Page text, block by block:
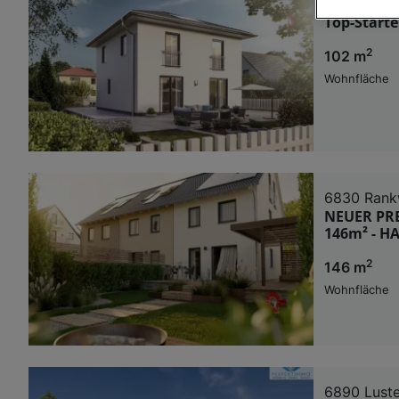
Top-
102 m2
Wohnfläche
6830
NEUER
146m² -
146 m2
Wohnfläche
6890
Wir und
Verwendung